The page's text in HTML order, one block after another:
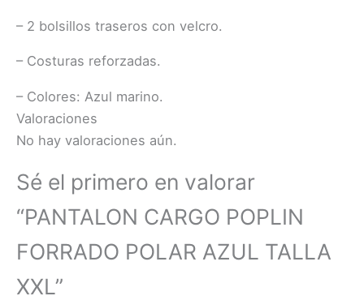
– 2 bolsillos traseros con velcro.
– Costuras reforzadas.
– Colores: Azul marino.
Valoraciones
No hay valoraciones aún.
Sé el primero en valorar
“PANTALON CARGO POPLIN
FORRADO POLAR AZUL TALLA
XXL”